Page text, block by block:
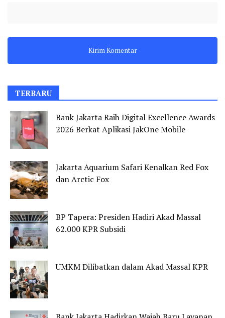
TERBARU
Bank Jakarta Raih Digital Excellence Awards
2026 Berkat Aplikasi JakOne Mobile
Jakarta Aquarium Safari Kenalkan Red Fox
dan Arctic Fox
BP Tapera: Presiden Hadiri Akad Massal
62.000 KPR Subsidi
UMKM Dilibatkan dalam Akad Massal KPR